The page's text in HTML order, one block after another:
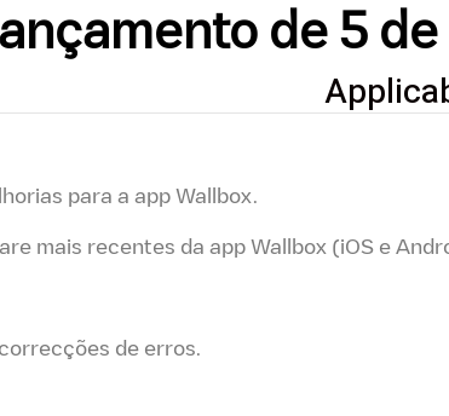
de 5
para a app Wallbox.
mais recentes da app Wallbox (iOS e
de erros.